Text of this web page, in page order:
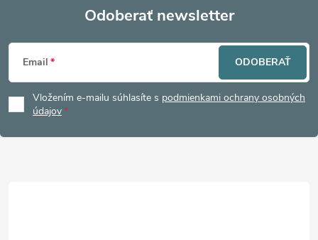
Z
á
p
Odoberať newsletter
Email
Vložením e-mailu súhlasíte s podmienkami ochrany osobných
údajov
ODOBERAŤ